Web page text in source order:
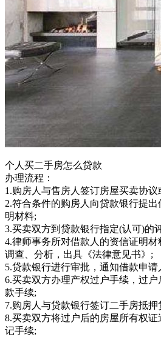
个人买二手房怎么贷款
办理流程：
1.购房人与售房人签订房屋买卖协
2.符合条件的购房人向贷款银行提
明材料;
3.买卖双方到贷款银行指定(认可)的
4.律师事务所对借款人的资信证明材
调查、分析，出具《法律意见书》;
5.贷款银行进行审批，通知借款申
6.买卖双方办理产权过户手续，过
款手续;
7.购房人与贷款银行签订二手房抵押
8.买卖双方将过户后的房屋所有权
记手续;